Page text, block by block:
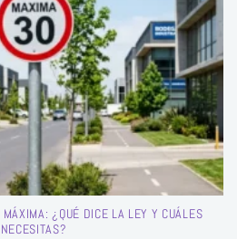
MÁXIMA: ¿QUÉ DICE LA LEY Y CUÁLES
NECESITAS?